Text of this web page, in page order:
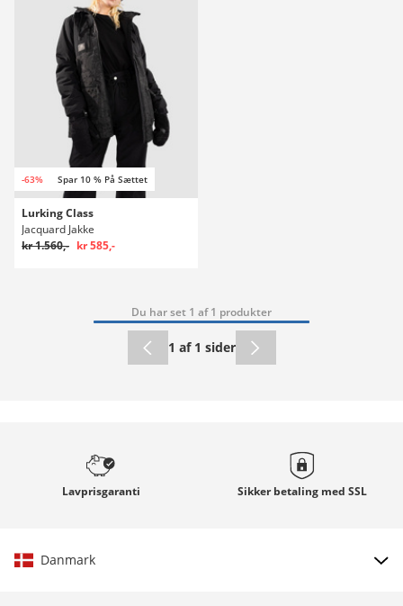
-63% Spar 10 % På Sættet
Lurking Class
Jacquard Jakke
kr 1.560,- kr 585,-
Du har set 1 af 1 produkter
1 af 1 sider
Lavprisgaranti Sikker betaling med SSL
Danmark